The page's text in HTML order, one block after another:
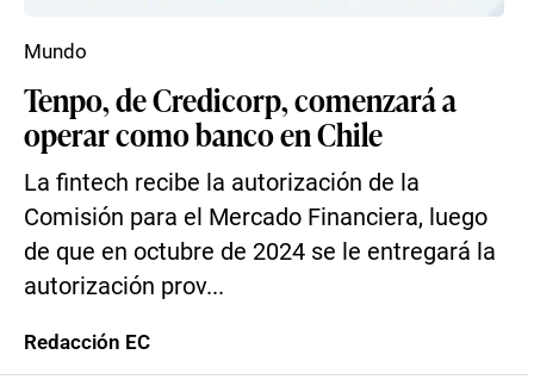
Tenpo, de Credicorp, comenzará a
operar como banco en Chile
La fintech recibe la autorización de la
Comisión para el Mercado Financiera, luego
de que en octubre de 2024 se le entregará la
autorización prov...
Mundo
Redacción EC